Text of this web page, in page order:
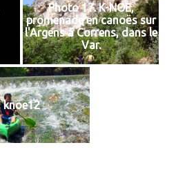
Photo 17. K-NOE,
promenade en canoës sur
l'Argens à Correns, dans le
Var.
knoe12